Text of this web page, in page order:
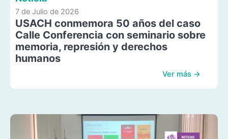
7 de Julio de 2026
USACH conmemora 50 años del caso
Calle Conferencia con seminario sobre
memoria, represión y derechos
humanos
Ver más →